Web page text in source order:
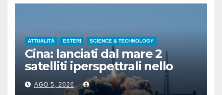
ATTUALITÀ ESTERI SCIENCE & TECHNOLOGY
Cina: lanciati dal mare 2
satelliti iperspettrali nello
Shandong
AGO 5, 2026